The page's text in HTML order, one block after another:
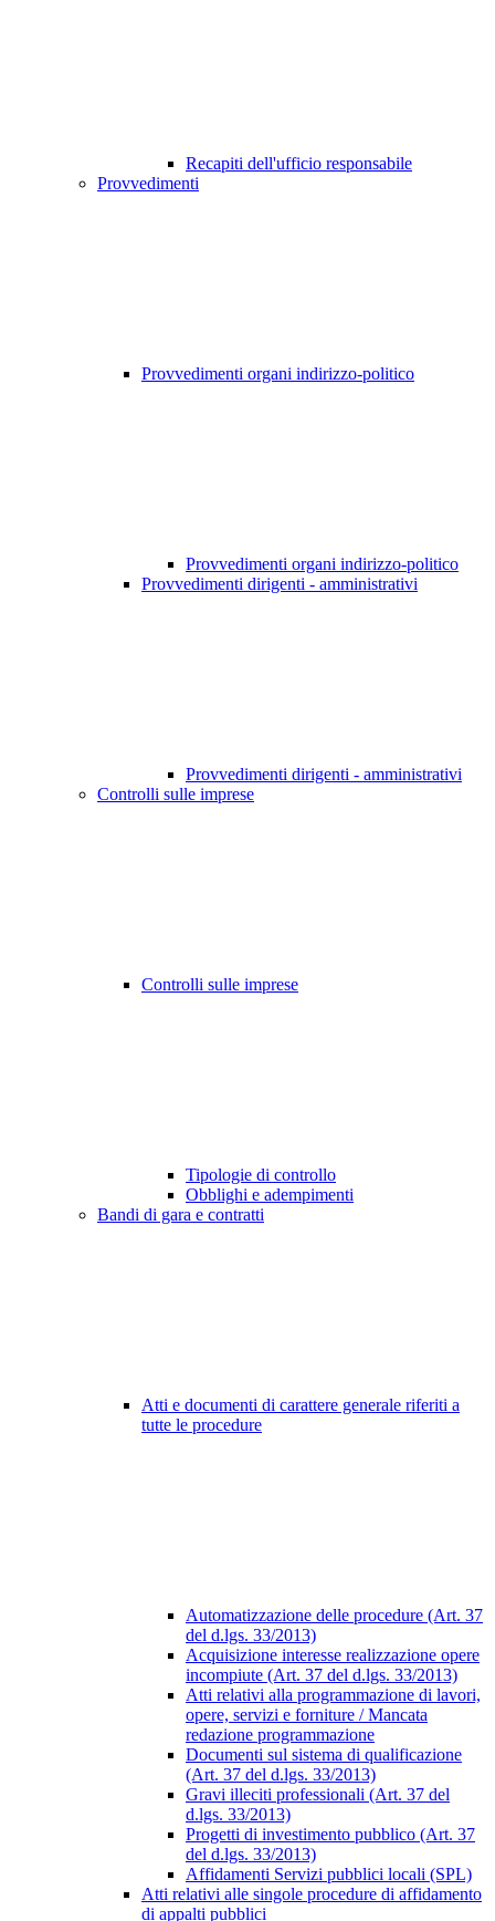
Recapiti dell'ufficio responsabile
Provvedimenti
Provvedimenti organi indirizzo-politico
Provvedimenti organi indirizzo-politico
Provvedimenti dirigenti - amministrativi
Provvedimenti dirigenti - amministrativi
Controlli sulle imprese
Controlli sulle imprese
Tipologie di controllo
Obblighi e adempimenti
Bandi di gara e contratti
Atti e documenti di carattere generale riferiti a
tutte le procedure
Automatizzazione delle procedure (Art. 37
del d.lgs. 33/2013)
Acquisizione interesse realizzazione opere
incompiute (Art. 37 del d.lgs. 33/2013)
Atti relativi alla programmazione di lavori,
opere, servizi e forniture / Mancata
redazione programmazione
Documenti sul sistema di qualificazione
(Art. 37 del d.lgs. 33/2013)
Gravi illeciti professionali (Art. 37 del
d.lgs. 33/2013)
Progetti di investimento pubblico (Art. 37
del d.lgs. 33/2013)
Affidamenti Servizi pubblici locali (SPL)
Atti relativi alle singole procedure di affidamento
di appalti pubblici